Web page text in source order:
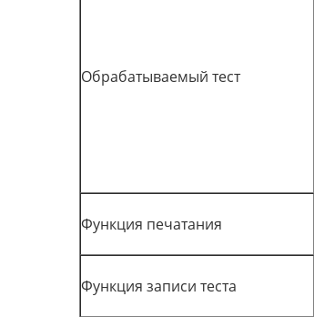
Обрабатываемый тест
Функция печатания
Функция записи теста